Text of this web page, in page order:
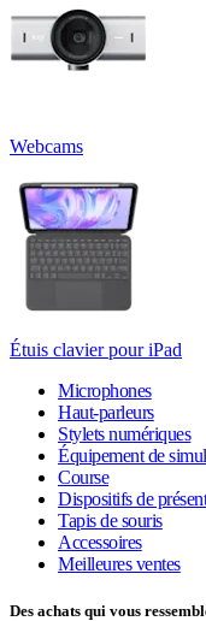
Webcams
Étuis clavier pour iPad
Microphones
Haut-parleurs
Stylets numériques
Équipement de
Course
Dispositifs de
Tapis de souris
Accessoires
Meilleures ventes
Des achats qui vous